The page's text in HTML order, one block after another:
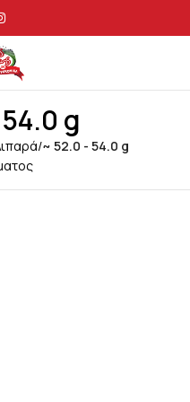
g
/~ 52.0 - 54.0 g